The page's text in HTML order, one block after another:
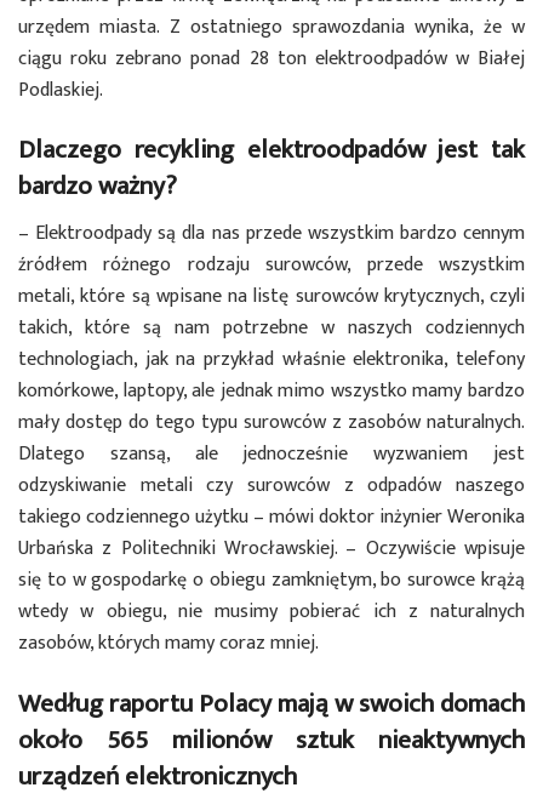
urzędem miasta. Z ostatniego sprawozdania wynika, że w
ciągu roku zebrano ponad 28 ton elektroodpadów w Białej
Podlaskiej.
Dlaczego recykling elektroodpadów jest tak
bardzo ważny?
– Elektroodpady są dla nas przede wszystkim bardzo cennym
źródłem różnego rodzaju surowców, przede wszystkim
metali, które są wpisane na listę surowców krytycznych, czyli
takich, które są nam potrzebne w naszych codziennych
technologiach, jak na przykład właśnie elektronika, telefony
komórkowe, laptopy, ale jednak mimo wszystko mamy bardzo
mały dostęp do tego typu surowców z zasobów naturalnych.
Dlatego szansą, ale jednocześnie wyzwaniem jest
odzyskiwanie metali czy surowców z odpadów naszego
takiego codziennego użytku – mówi doktor inżynier Weronika
Urbańska z Politechniki Wrocławskiej. – Oczywiście wpisuje
się to w gospodarkę o obiegu zamkniętym, bo surowce krążą
wtedy w obiegu, nie musimy pobierać ich z naturalnych
zasobów, których mamy coraz mniej.
Według raportu Polacy mają w swoich domach
około 565 milionów sztuk nieaktywnych
urządzeń elektronicznych